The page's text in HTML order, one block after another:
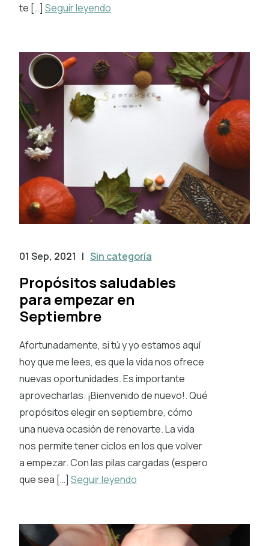
te […] Seguir leyendo
01 Sep, 2021 | Sin categoría
Propósitos saludables
para empezar en
Septiembre
Afortunadamente, si tú y yo estamos aquí
hoy que me lees, es que la vida nos ofrece
nuevas oportunidades. Es importante
aprovecharlas. ¡Bienvenido de nuevo!. Qué
propósitos elegir en septiembre, cómo
una nueva ocasión de renovarte. La vida
nos permite tener ciclos en los que volver
a empezar. Con las pilas cargadas (espero
que sea […] Seguir leyendo